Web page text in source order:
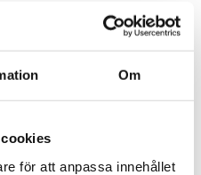
Om
för att anpassa innehållet